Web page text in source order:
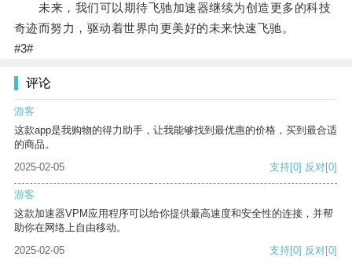
未来，我们可以期待飞驰加速器继续为创造更多的科技
奇迹而努力，驱动着世界向更美好的未来快速飞驰。
#3#
评论
游客
这款app是我购物的得力助手，让我能够找到最优惠的价格，买到最合适
的商品。
2025-02-05
支持[0] 反对[0]
游客
这款加速器VPM应用程序可以给你提供最高速度和安全性的连接，并帮
助你在网络上自由移动。
2025-02-05
支持[0] 反对[0]